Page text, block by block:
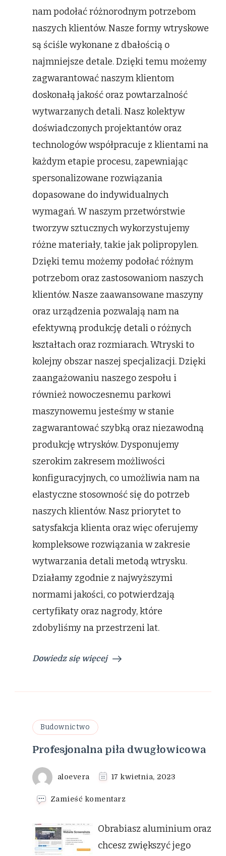
nam podołać różnorodnym potrzebom
naszych klientów. Nasze formy wtryskowe
są ściśle wykonane z dbałością o
najmniejsze detale. Dzięki temu możemy
zagwarantować naszym klientom
doskonałą jakość oraz powtarzalność
wytwarzanych detali. Nasz kolektyw
doświadczonych projektantów oraz
technologów współpracuje z klientami na
każdym etapie procesu, zapewniając
spersonalizowane rozwiązania
dopasowane do indywidualnych
wymagań. W naszym przetwórstwie
tworzyw sztucznych wykorzystujemy
różne materiały, takie jak polipropylen.
Dzięki temu możemy podołać różnym
potrzebom oraz zastosowaniom naszych
klientów. Nasze zaawansowane maszyny
oraz urządzenia pozwalają nam na
efektywną produkcję detali o różnych
kształtach oraz rozmiarach. Wtryski to
kolejny obszar naszej specjalizacji. Dzięki
zaangażowaniu naszego zespołu i
również nowoczesnemu parkowi
maszynowemu jesteśmy w stanie
zagwarantować szybką oraz niezawodną
produkcję wtrysków. Dysponujemy
szerokim zakresem możliwości
konfiguracyjnych, co umożliwia nam na
elastyczne stosowność się do potrzeb
naszych klientów. Nasz priorytet to
satysfakcja klienta oraz więc oferujemy
kompleksowe rozwiązania w zakresie
wytwarzania detali metodą wtrysku.
Działamy zgodnie z najwyższymi
normami jakości, co potwierdzają
certyfikaty oraz nagrody, które
zdobyliśmy na przestrzeni lat.
Dowiedz się więcej
Budownictwo
Profesjonalna piła dwugłowicowa
aloevera 17 kwietnia, 2023
Zamieść komentarz
piła
dwugłowicowa
Obrabiasz aluminium oraz
chcesz zwiększyć jego